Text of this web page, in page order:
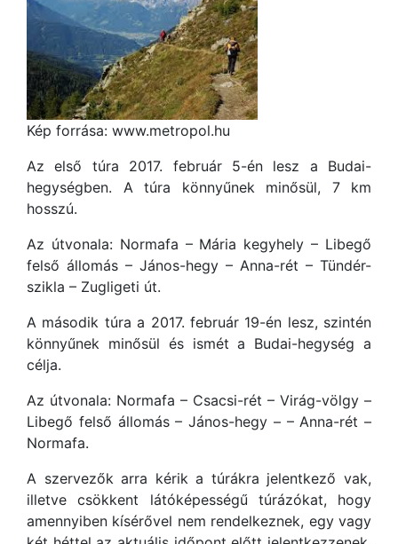
Kép forrása: www.metropol.hu
Az első túra 2017. február 5-én lesz a Budai-
hegységben. A túra könnyűnek minősül, 7 km
hosszú.
Az útvonala: Normafa – Mária kegyhely – Libegő
felső állomás – János-hegy – Anna-rét – Tündér-
szikla – Zugligeti út.
A második túra a 2017. február 19-én lesz, szintén
könnyűnek minősül és ismét a Budai-hegység a
célja.
Az útvonala: Normafa – Csacsi-rét – Virág-völgy –
Libegő felső állomás – János-hegy – – Anna-rét –
Normafa.
A szervezők arra kérik a túrákra jelentkező vak,
illetve csökkent látóképességű túrázókat, hogy
amennyiben kísérővel nem rendelkeznek, egy vagy